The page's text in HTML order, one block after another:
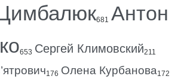
681 Антон
653 Сергей Климовский211
176 Олена Курбанова172